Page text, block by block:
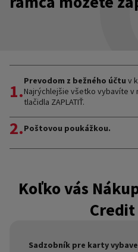
Pozor! Splátku je
vykonaných transakcií.
1.Prevodom z bežného účtu v
Najrýchlejšie všetko vybavíte v
tlačidla ZAPLATIŤ.
2.Poštovou poukážkou.
Koľko vás
Sadzobník pre karty